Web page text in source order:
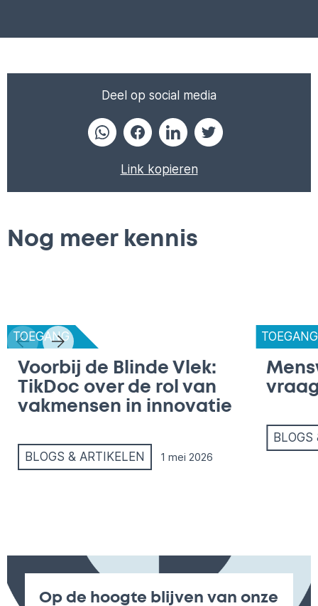
Deel op social media
Link kopieren
Nog meer kennis
TOEGANG
Voorbij de Blinde Vlek:
TikDoc over de rol van
vakmensen in innovatie
BLOGS & ARTIKELEN 1 mei 2026
TOEGANG
Op de hoogte blijven van onze